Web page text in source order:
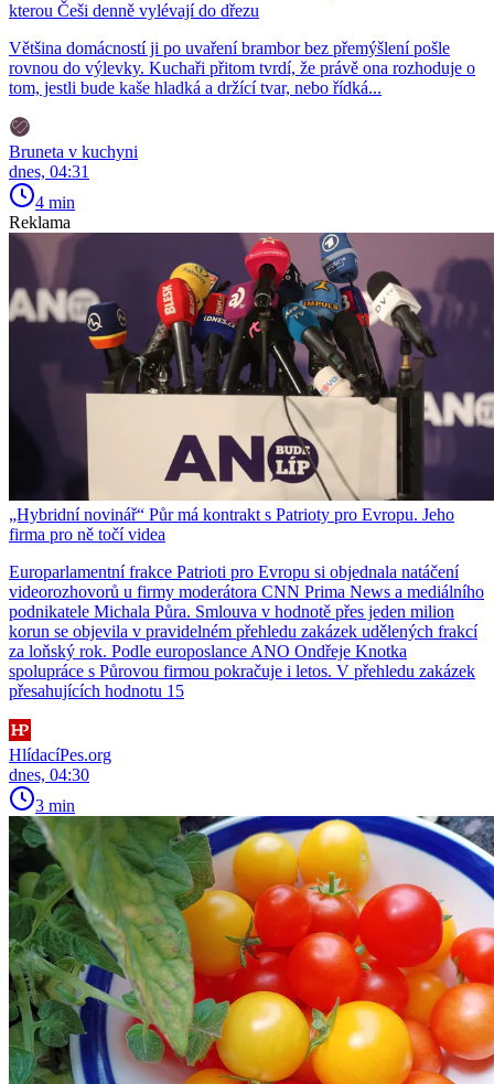
kterou Češi denně vylévají do dřezu
Většina domácností ji po uvaření brambor bez přemýšlení pošle
rovnou do výlevky. Kuchaři přitom tvrdí, že právě ona rozhoduje o
tom, jestli bude kaše hladká a držící tvar, nebo řídká...
Bruneta v kuchyni
dnes, 04:31
4 min
Reklama
„Hybridní novinář“ Půr má kontrakt s Patrioty pro Evropu. Jeho
firma pro ně točí videa
Europarlamentní frakce Patrioti pro Evropu si objednala natáčení
videorozhovorů u firmy moderátora CNN Prima News a mediálního
podnikatele Michala Půra. Smlouva v hodnotě přes jeden milion
korun se objevila v pravidelném přehledu zakázek udělených frakcí
za loňský rok. Podle europoslance ANO Ondřeje Knotka
spolupráce s Půrovou firmou pokračuje i letos. V přehledu zakázek
přesahujících hodnotu 15
HlídacíPes.org
dnes, 04:30
3 min